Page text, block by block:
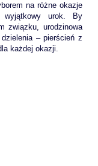
na różne okazje
urok. By
związku, urodzinowa
– pierścień z
każdej okazji.